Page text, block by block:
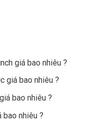
giá bao nhiêu ?
giá bao nhiêu ?
bao nhiêu ?
bao nhiêu ?